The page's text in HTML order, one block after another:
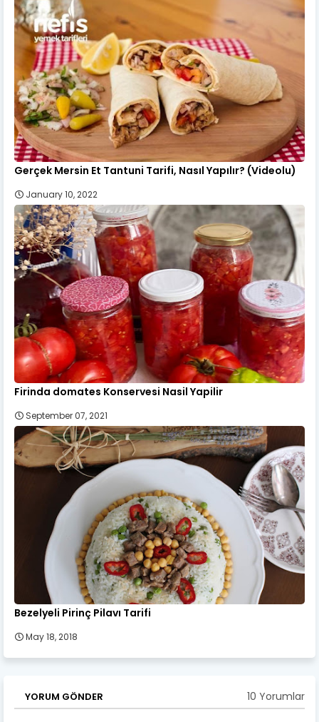
Gerçek Mersin Et Tantuni Tarifi, Nasıl Yapılır? (Videolu)
January 10, 2022
Firinda domates Konservesi Nasil Yapilir
September 07, 2021
Bezelyeli Pirinç Pilavı Tarifi
May 18, 2018
YORUM GÖNDER 10 Yorumlar